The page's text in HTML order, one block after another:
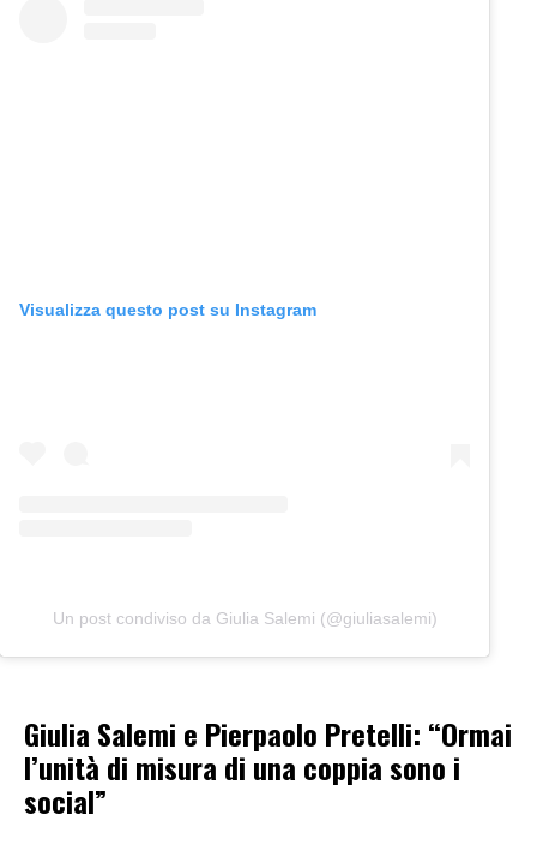
Visualizza questo post su Instagram
Un post condiviso da Giulia Salemi (@giuliasalemi)
Giulia Salemi e Pierpaolo Pretelli: “Ormai
l’unità di misura di una coppia sono i
social”